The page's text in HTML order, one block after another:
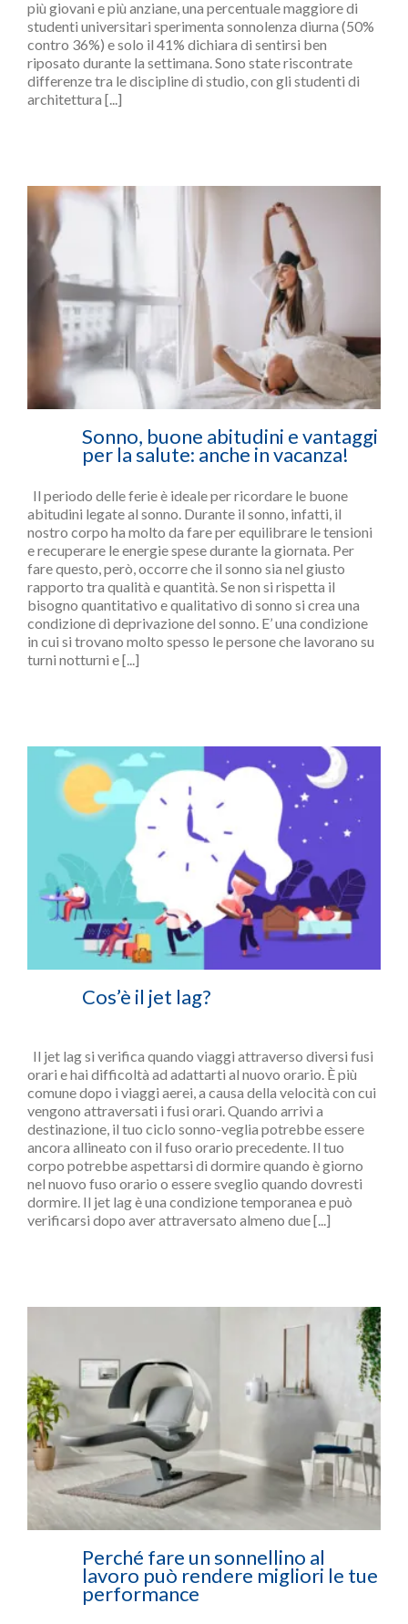
più giovani e più anziane, una percentuale maggiore di
studenti universitari sperimenta sonnolenza diurna (50%
contro 36%) e solo il 41% dichiara di sentirsi ben
riposato durante la settimana. Sono state riscontrate
differenze tra le discipline di studio, con gli studenti di
architettura [...]
Sonno, buone abitudini e vantaggi
per la salute: anche in vacanza!
Il periodo delle ferie è ideale per ricordare le buone
abitudini legate al sonno. Durante il sonno, infatti, il
nostro corpo ha molto da fare per equilibrare le tensioni
e recuperare le energie spese durante la giornata. Per
fare questo, però, occorre che il sonno sia nel giusto
rapporto tra qualità e quantità. Se non si rispetta il
bisogno quantitativo e qualitativo di sonno si crea una
condizione di deprivazione del sonno. E’ una condizione
in cui si trovano molto spesso le persone che lavorano su
turni notturni e [...]
Cos’è il jet lag?
Il jet lag si verifica quando viaggi attraverso diversi fusi
orari e hai difficoltà ad adattarti al nuovo orario. È più
comune dopo i viaggi aerei, a causa della velocità con cui
vengono attraversati i fusi orari. Quando arrivi a
destinazione, il tuo ciclo sonno-veglia potrebbe essere
ancora allineato con il fuso orario precedente. Il tuo
corpo potrebbe aspettarsi di dormire quando è giorno
nel nuovo fuso orario o essere sveglio quando dovresti
dormire. Il jet lag è una condizione temporanea e può
verificarsi dopo aver attraversato almeno due [...]
Perché fare un sonnellino al
lavoro può rendere migliori le tue
performance